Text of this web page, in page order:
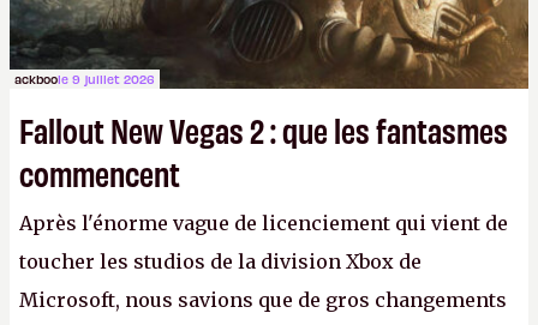
ackboole 9 juillet 2026
Fallout New Vegas 2 : que les fantasmes
commencent
Après l'énorme vague de licenciement qui vient de
toucher les studios de la division Xbox de
Microsoft, nous savions que de gros changements